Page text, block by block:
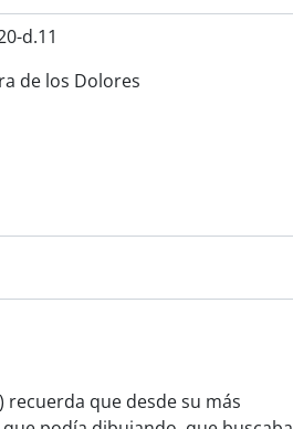
d.11
de los Dolores
recuerda que desde su más